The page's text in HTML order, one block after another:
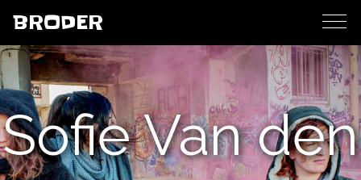
BRODER
Sofie Van den